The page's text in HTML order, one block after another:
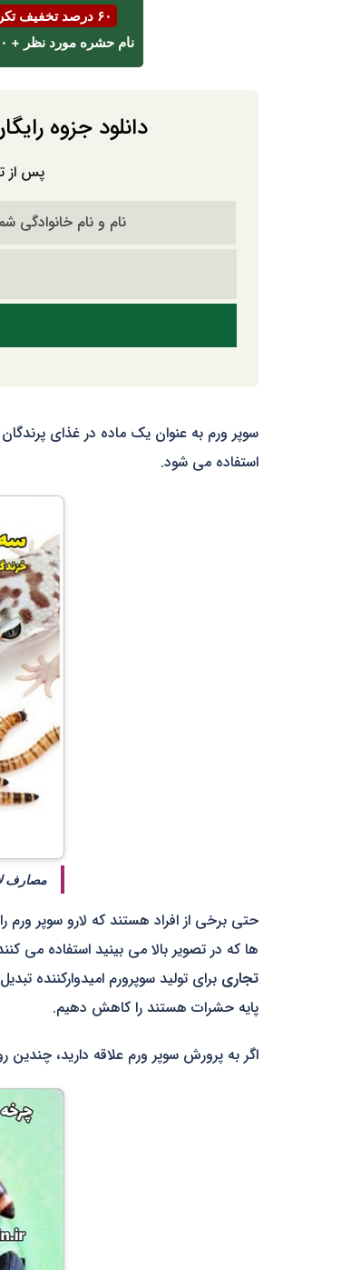
۶۰ درصد تخفیف تکرار نشدنی اسفند ⌛
نام حشره مورد نظر + ۶۰ درصد را با پیامک یا واتساپ به شماره
دانلود جزوه
پس از
سوپر ورم به عنوان یک ماده در غذای
استفاده می شود.
مصارف
حتی برخی از افراد هستند که لارو سوپر
ها که در تصویر بالا می بینید استفاده می
تجاری برای تولید سوپرورم امیدوارکننده
پایه حشرات هستند را کاهش دهیم.
اگر به پرورش سوپر ورم علاقه دارید،